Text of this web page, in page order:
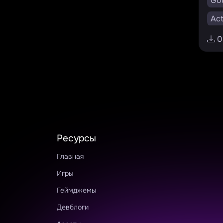
0
Ресурсы
Главная
Игры
Геймджемы
Девблоги